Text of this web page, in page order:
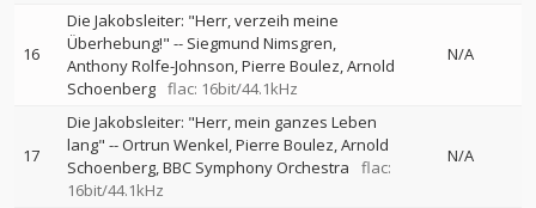
16
Die Jakobsleiter: "Herr, verzeih meine
Überhebung!" -- Siegmund Nimsgren
Anthony Rolfe-Johnson Pierre Boulez Arnold
Schoenberg flac: 16bit/44.1kHz
N/A
17
Die Jakobsleiter: "Herr, mein ganzes Leben
lang" --Ortrun Wenkel Pierre Boulez Arnold
Schoenberg BBC Symphony Orchestra
flac:
16bit/44.1kHz
N/A